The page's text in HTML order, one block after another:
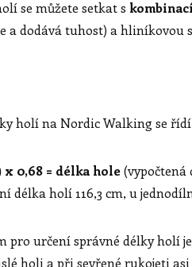
se můžete setkat s
a dodává tuhost) a
holí na Nordic Walking se
x 0,68 = délka hole(vypočtená
délka holí 116,3 cm, u
pro určení správné délky holí
holi a při sevřené rukojeti asi